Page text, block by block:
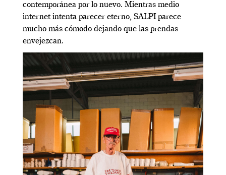
contemporánea por lo nuevo. Mientras medio
internet intenta parecer eterno, SALPI parece
mucho más cómodo dejando que las prendas
envejezcan.